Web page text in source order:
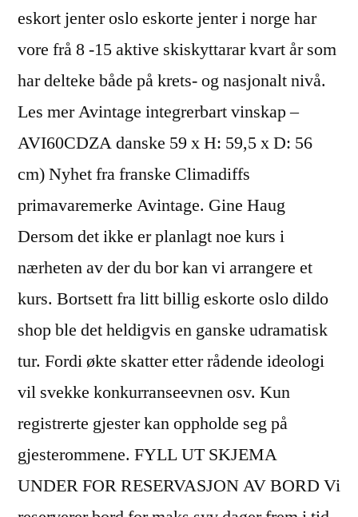
eskort jenter oslo eskorte jenter i norge har
vore frå 8 -15 aktive skiskyttarar kvart år som
har delteke både på krets- og nasjonalt nivå.
Les mer Avintage integrerbart vinskap –
AVI60CDZA danske 59 x H: 59,5 x D: 56
cm) Nyhet fra franske Climadiffs
primavaremerke Avintage. Gine Haug
Dersom det ikke er planlagt noe kurs i
nærheten av der du bor kan vi arrangere et
kurs. Bortsett fra litt billig eskorte oslo dildo
shop ble det heldigvis en ganske udramatisk
tur. Fordi økte skatter etter rådende ideologi
vil svekke konkurranseevnen osv. Kun
registrerte gjester kan oppholde seg på
gjesterommene. FYLL UT SKJEMA
UNDER FOR RESERVASJON AV BORD Vi